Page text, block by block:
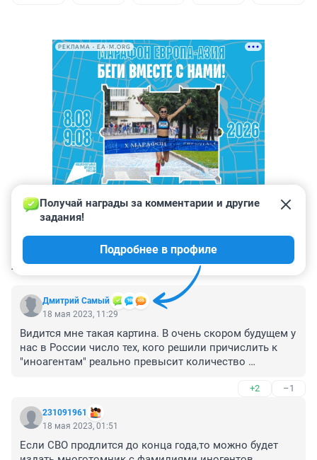
РЕКЛАМА • EA-M.ORG
КОММЕНТАРИИ 304
Дмитрий Самый
Получай награды за комментарии и другие
задания!
Подробнее в профиле
18 мая 2023, 11:29
Видится мне такая картина. В очень скором будущем у
нас в России число тех, кого решили причислить к
"иноагентам" реально превысит количество
+2 –1
231091961
18 мая 2023, 01:51
Если СВО продлится до конца года,то можно будет